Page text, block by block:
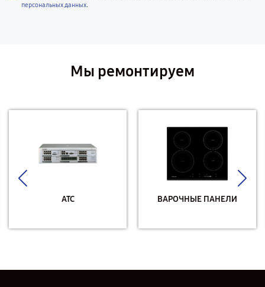
персональных данных.
Мы ремонтируем
АТС ВАРОЧНЫЕ ПАНЕЛИ